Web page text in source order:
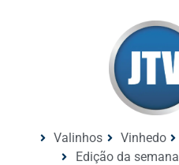
Valinhos Vinhedo
Edição da semana